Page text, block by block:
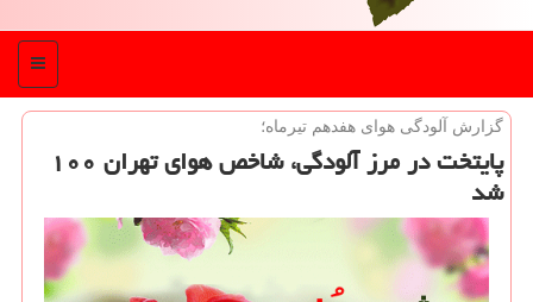
منو
گزارش آلودگی هوای هفدهم تیرماه؛
پایتخت در مرز آلودگی، شاخص هوای تهران ۱۰۰
شد